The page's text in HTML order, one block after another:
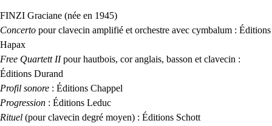
FINZI Graciane (née en 1945)
Concerto pour clavecin amplifié et orchestre avec cymbalum : Éditions
Hapax
Free Quartett IIpour hautbois, cor anglais, basson et clavecin :
Éditions Durand
Profil sonore : Éditions Chappel
Progression : Éditions Leduc
Rituel (pour clavecin degré moyen) : Éditions Schott